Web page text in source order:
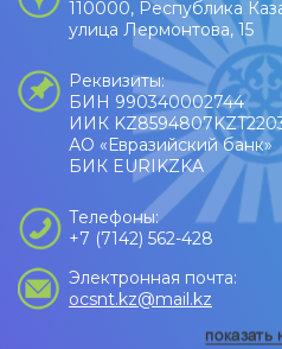
110000, Республика
улица Лермонтова, 15
Реквизиты:
БИН 990340002744
ИИК
АО «Евразийский банк»
БИК EURIKZKA
Телефоны:
+7 (7142) 562-428
Электронная почта:
ocsnt.kz@mail.kz